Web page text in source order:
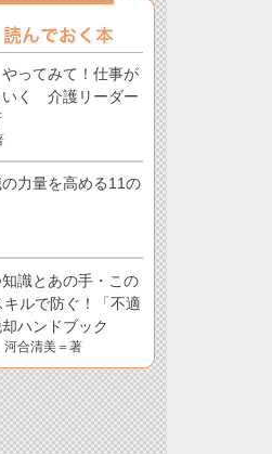
ってみて！仕事が
いく 介護リーダー
力量を高める11の
識とあの手・この
ルで防ぐ！「不適
ハンドブック
河合清美＝著